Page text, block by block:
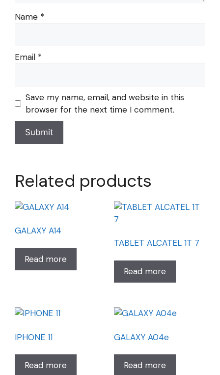
Name *
Email *
Save my name, email, and website in this
browser for the next time I comment.
Related products
GALAXY A14
Read more
TABLET ALCATEL 1T 7
Read more
IPHONE 11
Read more
GALAXY A04e
Read more